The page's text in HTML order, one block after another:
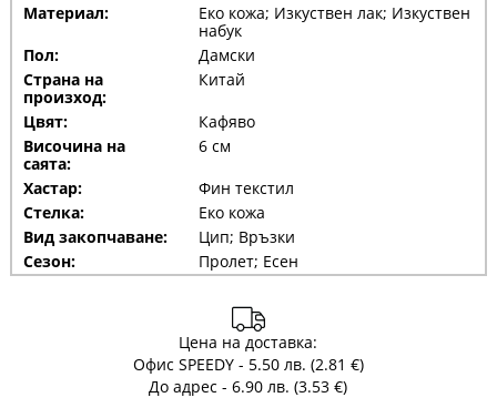
Материал:
Еко кожа; Изкуствен лак; Изкуствен
набук
Пол:
Дамски
Страна на
произход:
Китай
Цвят:
Кафяво
Височина на
саята:
6 см
Хастар:
Фин текстил
Стелка:
Еко кожа
Вид закопчаване:
Цип; Връзки
Сезон:
Пролет; Есен
Цена на доставка:
Офис SPEEDY - 5.50 лв. (2.81 €)
До адрес - 6.90 лв. (3.53 €)